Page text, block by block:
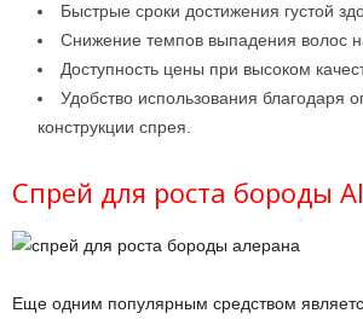
Быстрые сроки достижения густой
Снижение темпов выпадения волос
Доступность цены при высоком
Удобство использования благодаря
конструкции спрея.
Спрей для роста бороды
Еще одним популярным средством